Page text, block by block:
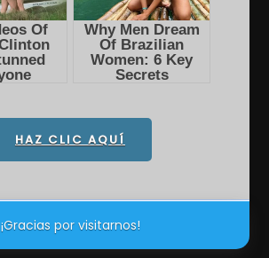
HAZ CLIC AQUÍ
¡Gracias por visitarnos!